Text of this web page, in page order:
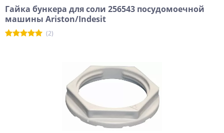
Гайка бункера для соли 256543 посудомоечной
машины Ariston/Indesit
(2)